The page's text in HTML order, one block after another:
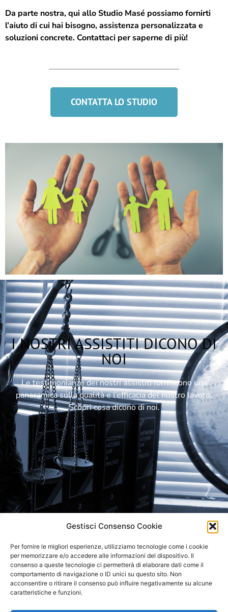
Gestisci Consenso Cookie
Per fornire le migliori esperienze, utilizziamo tecnologie come i cookie
per memorizzare e/o accedere alle informazioni del dispositivo. Il
consenso a queste tecnologie ci permetterà di elaborare dati come il
comportamento di navigazione o ID unici su questo sito. Non
acconsentire o ritirare il consenso può influire negativamente su alcune
caratteristiche e funzioni.
Da parte nostra, qui allo Studio Masé possiamo fornirti
l’aiuto di cui hai bisogno, assistenza personalizzata e
soluzioni concrete. Contattaci per saperne di più!
CONTATTA LO STUDIO
I NOSTRI ASSISTITI DICONO DI
NOI
Le testimonianze dei nostri assistiti forniscono una
panoramica sulla qualità e l’efficacia del nostro lavoro.
Scopri cosa dicono di noi.
APPUNTAMENTO